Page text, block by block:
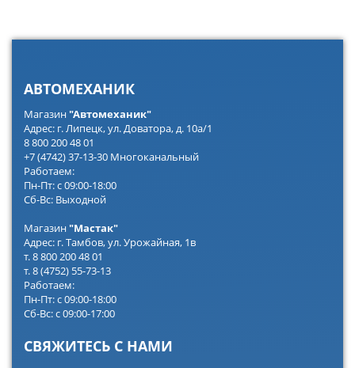
АВТОМЕХАНИК
Магазин"Автомеханик"
Адрес: г. Липецк, ул. Доватора, д. 10а/1
8 800 200 48 01
+7 (4742) 37-13-30 Многоканальный
Работаем:
Пн-Пт: с 09:00-18:00
Сб-Вс: Выходной
Магазин"Мастак"
Адрес: г. Тамбов, ул. Урожайная, 1в
т. 8 800 200 48 01
т. 8 (4752) 55-73-13
Работаем:
Пн-Пт: с 09:00-18:00
Сб-Вс: с 09:00-17:00
СВЯЖИТЕСЬ С НАМИ